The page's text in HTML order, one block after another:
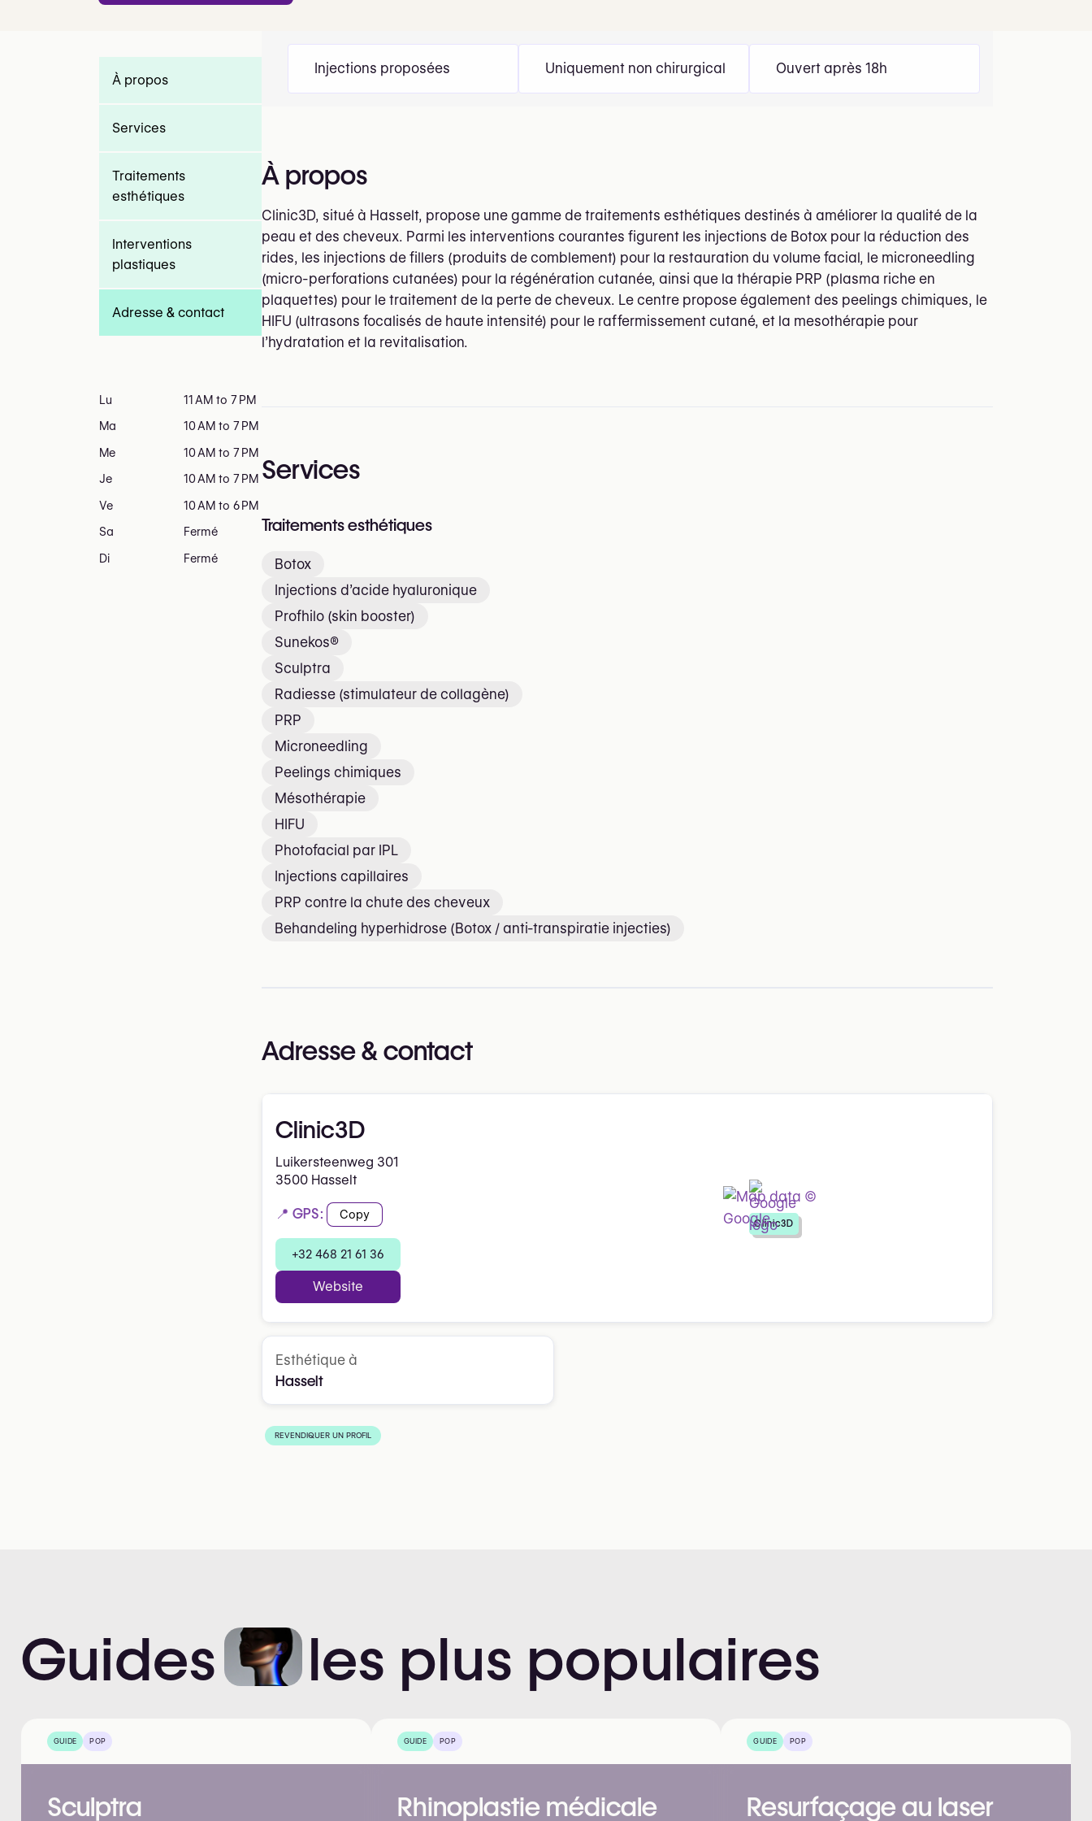
Injections proposées Uniquement non chirurgical Ouvert après 18h
À propos
Clinic3D, situé à Hasselt, propose une gamme de traitements esthétiques destinés à améliorer la qualité de la
peau et des cheveux. Parmi les interventions courantes figurent les injections de Botox pour la réduction des
rides, les injections de fillers (produits de comblement) pour la restauration du volume facial, le microneedling
(micro-perforations cutanées) pour la régénération cutanée, ainsi que la thérapie PRP (plasma riche en
plaquettes) pour le traitement de la perte de cheveux. Le centre propose également des peelings chimiques, le
HIFU (ultrasons focalisés de haute intensité) pour le raffermissement cutané, et la mesothérapie pour
l’hydratation et la revitalisation.
Services
Traitements esthétiques
Botox
Injections d’acide hyaluronique
Profhilo (skin booster)
Sunekos®
Sculptra
Radiesse (stimulateur de collagène)
PRP
Microneedling
Peelings chimiques
Mésothérapie
HIFU
Photofacial par IPL
Injections capillaires
PRP contre la chute des cheveux
Behandeling hyperhidrose (Botox / anti-transpiratie injecties)
Adresse & contact
Clinic3D
Luikersteenweg 301
3500 Hasselt
📍 GPS: Copy
+32 468 21 61 36
Website
Clinic3D
Esthétique à
Hasselt
REVENDIQUER UN PROFIL
À propos
Services
Traitements
esthétiques
Interventions
plastiques
Adresse & contact
Lu 11 AM to 7 PM
Ma 10 AM to 7 PM
Me 10 AM to 7 PM
Je 10 AM to 7 PM
Ve 10 AM to 6 PM
Sa Fermé
Di Fermé
Guides les plus populaires
GUIDE POP
Sculptra
GUIDE POP
Rhinoplastie médicale
GUIDE POP
Resurfaçage au laser